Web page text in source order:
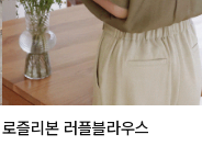
로즐리본 러플블라우스